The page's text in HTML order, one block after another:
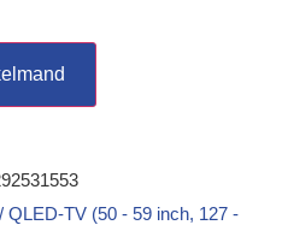
QLED-TV (50 - 59 inch, 127 -